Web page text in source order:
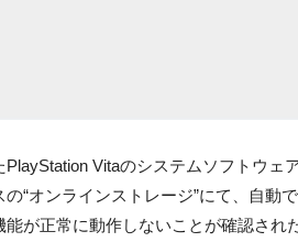
Vitaのシステムソフトウェ
“オンラインストレージ”にて、自動
が正常に動作しないことが確認され